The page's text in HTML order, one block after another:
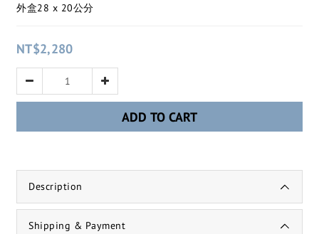
外盒28 x 20公分
NT$2,280
ADD TO CART
Description
Shipping & Payment